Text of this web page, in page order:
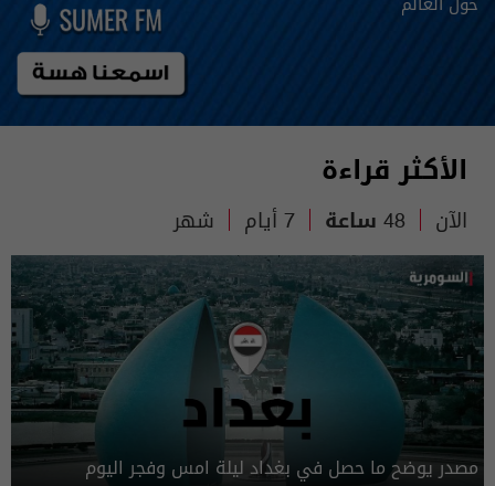
الأكثر قراءة
الآن 48 ساعة 7 أيام شهر
مصدر يوضح ما حصل في بغداد ليلة امس وفجر اليوم